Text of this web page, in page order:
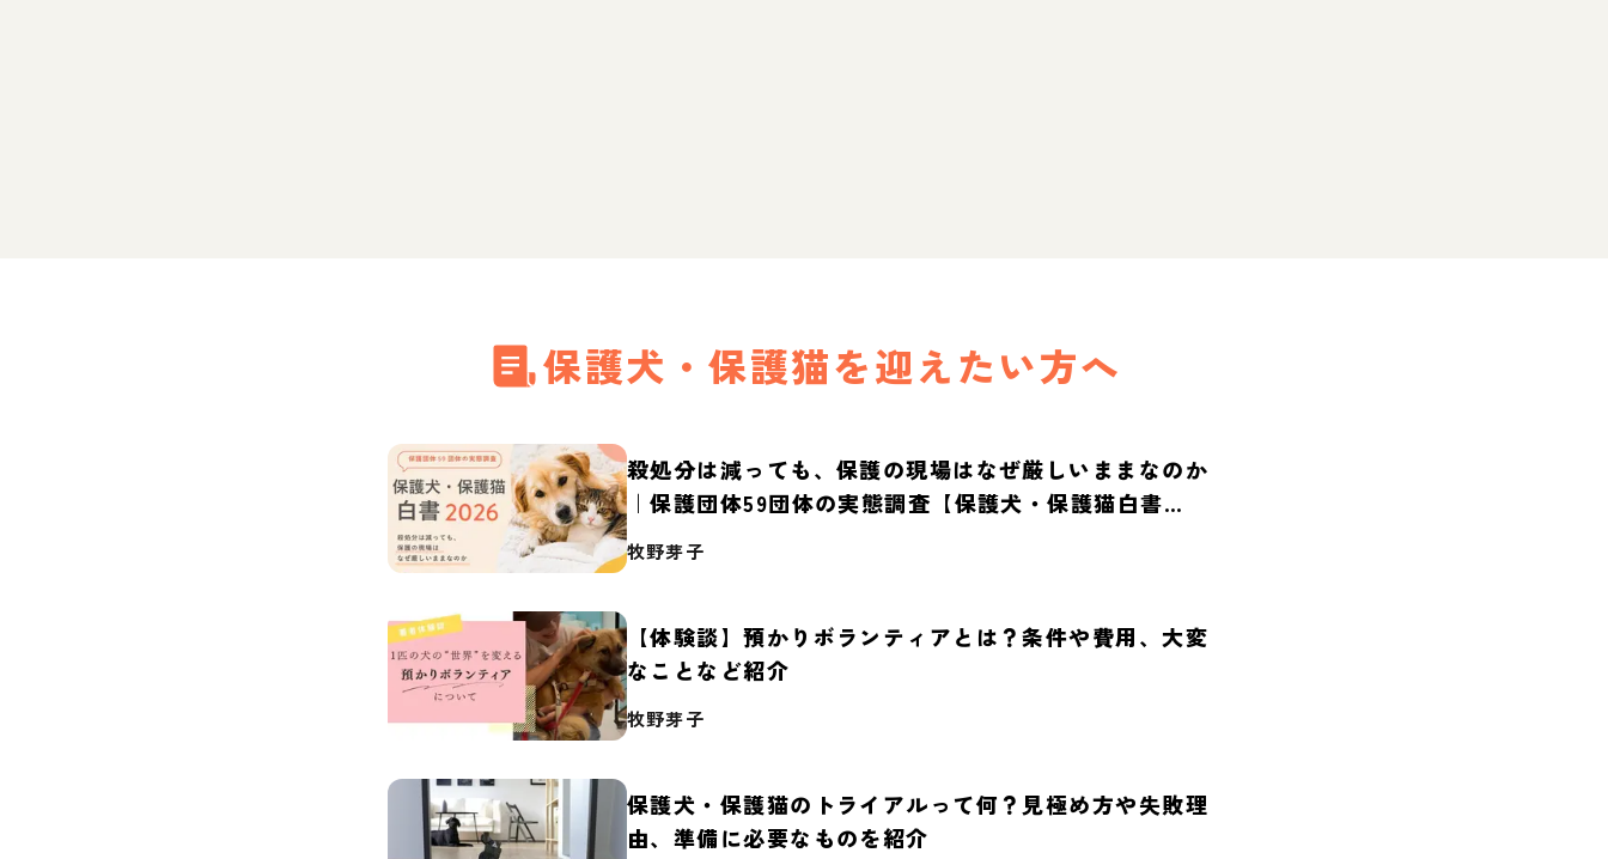
保護犬・保護猫を迎えたい方へ
殺処分は減っても、保護の現場はなぜ厳しいままなのか
｜保護団体59団体の実態調査【保護犬・保護猫白書
2026】
牧野芽子
【体験談】預かりボランティアとは？条件や費用、大変
なことなど紹介
牧野芽子
保護犬・保護猫のトライアルって何？見極め方や失敗理
由、準備に必要なものを紹介